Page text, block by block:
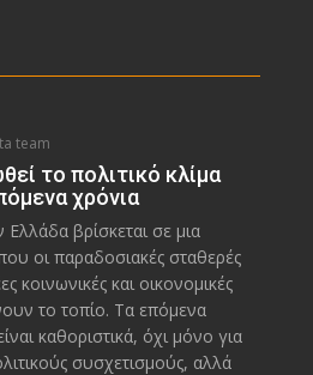
team
το πολιτικό κλίμα
χρόνια
Ελλάδα βρίσκεται σε μια
οι παραδοσιακές σταθερές
κοινωνικές και οικονομικές
το τοπίο. Τα επόμενα
καθοριστικά, όχι μόνο για
συσχετισμούς, αλλά